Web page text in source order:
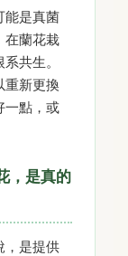
能是真菌
在蘭花栽
共生。
重新更換
一點，或
，是真的
，是提供